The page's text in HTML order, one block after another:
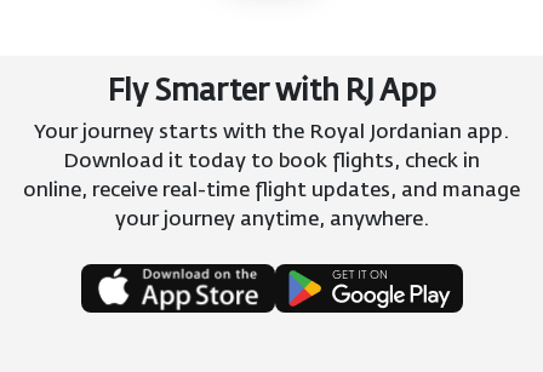
Fly Smarter with RJ App
Your journey starts with the Royal Jordanian app.
Download it today to book flights, check in
online, receive real-time flight updates, and manage
your journey anytime, anywhere.